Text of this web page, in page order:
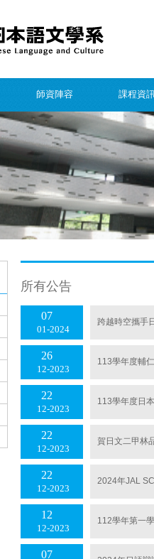
師資陣容 課程資
所有公告
01 2024
07 跨越時空攜手
12 2023
26 113學年度輔
12 2023
22 113學年度日
12 2023
22 賀日文二甲林
12 2023
22 2024年JAL
12 2023
12 112學年第一
07